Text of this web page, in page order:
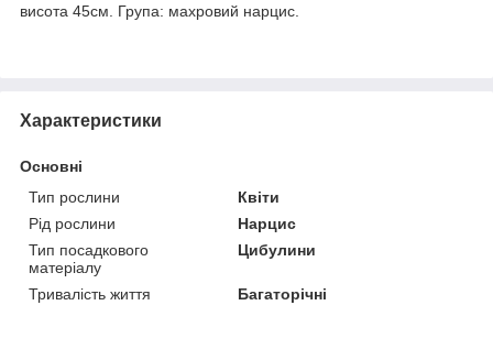
висота 45см. Група: махровий нарцис.
Характеристики
Основні
Тип рослини
Квіти
Рід рослини
Нарцис
Тип посадкового
матеріалу
Цибулини
Тривалість життя Багаторічні